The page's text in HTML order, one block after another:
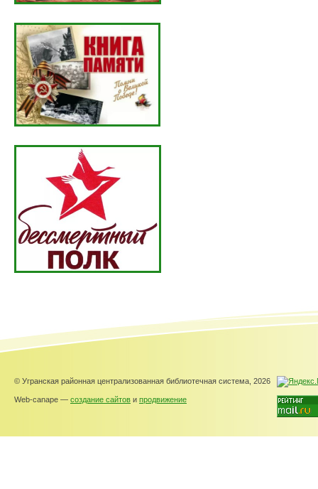
© Угранская районная централизованная библиотечная система, 2026
Web-canape — создание сайтов и продвижение